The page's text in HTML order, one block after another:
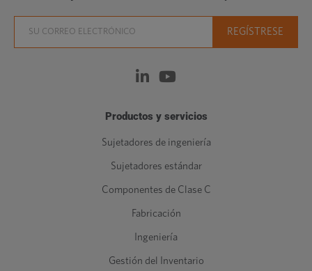
Productos y servicios
Sujetadores de ingeniería
Sujetadores estándar
Componentes de Clase C
Fabricación
Ingeniería
Gestión del Inventario